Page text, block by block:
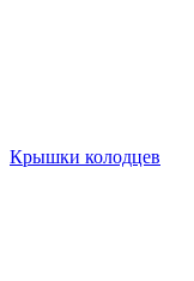
Крышки колодцев